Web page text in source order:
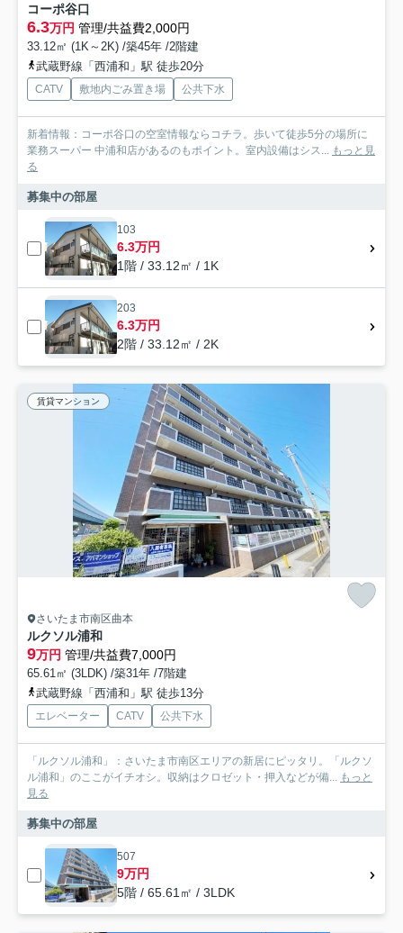
コーポ谷口
6.3万円 管理/共益費2,000円
33.12㎡ (1K～2K) /築45年 /2階建
武蔵野線「西浦和」駅 徒歩20分
CATV 敷地内ごみ置き場 公共下水
新着情報：コーポ谷口の空室情報ならコチラ。歩いて徒歩5分の場所に
業務スーパー 中浦和店があるのもポイント。室内設備はシス... もっと見
る
募集中の部屋
103
6.3万円
1階 / 33.12㎡ / 1K
203
6.3万円
2階 / 33.12㎡ / 2K
賃貸マンション
さいたま市南区曲本
ルクソル浦和
9万円 管理/共益費7,000円
65.61㎡ (3LDK) /築31年 /7階建
武蔵野線「西浦和」駅 徒歩13分
エレベーター CATV 公共下水
「ルクソル浦和」：さいたま市南区エリアの新居にピッタリ。「ルクソ
ル浦和」のここがイチオシ。収納はクロゼット・押入などが備... もっと
見る
募集中の部屋
507
9万円
5階 / 65.61㎡ / 3LDK